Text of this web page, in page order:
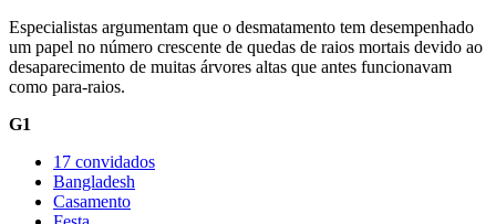
Especialistas argumentam que o desmatamento tem desempenhado
um papel no número crescente de quedas de raios mortais devido ao
desaparecimento de muitas árvores altas que antes funcionavam
como para-raios.
G1
17 convidados
Bangladesh
Casamento